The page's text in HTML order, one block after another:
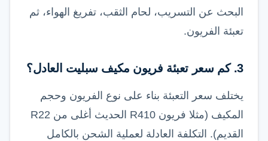
البحث عن التسريب، لحام الثقب، تفريغ الهواء، ثم
تعبئة الفريون.
3. كم سعر تعبئة فريون مكيف سبليت العادل؟
يختلف سعر التعبئة بناء على نوع الفريون وحجم
المكيف (مثلا فريون R410 الحديث أغلى من R22
القديم). التكلفة العادلة لعملية الشحن بالكامل